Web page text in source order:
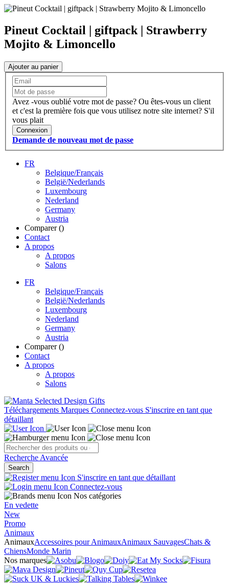
Pineut Cocktail | giftpack | Strawberry
Mojito & Limoncello
Ajouter au panier
Avez -vous oublié votre mot de passe? Ou êtes-vous un client
et c'est la première fois que vous utilisez notre site internet? S'il
vous plait
Connexion
Demande de nouveau mot de passe
FR
Belgique/Français
België/Nederlands
Luxembourg
Nederland
Germany
Austria
Comparer ()
Contact
A propos
A propos
Salons
FR
Belgique/Français
België/Nederlands
Luxembourg
Nederland
Germany
Austria
Comparer ()
Contact
A propos
A propos
Salons
Téléchargements Marques Connectez-vous S'inscrire en tant que
détaillant
Recherche Avancée
Search
S'inscrire en tant que détaillant
Connectez-vous
Nos catégories
En vedette
New
Promo
Animaux
AnimauxAccessoires pour AnimauxAnimaux SauvagesChats &
ChiensMonde Marin
Nos marques